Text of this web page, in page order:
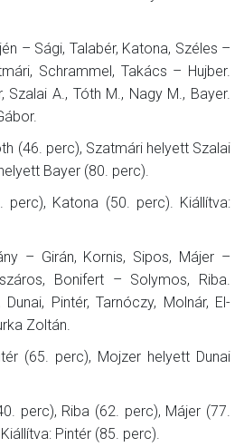
– Sági, Talabér, Katona, Széles –
Schrammel, Takács – Hujber.
Szalai A., Tóth M., Nagy M., Bayer.
(46. perc), Szatmári helyett Szalai
Bayer (80. perc).
perc), Katona (50. perc). Kiállítva:
– Girán, Kornis, Sipos, Májer –
Bonifert – Solymos, Riba.
Pintér, Tarnóczy, Molnár, El-
Zoltán.
(65. perc), Mojzer helyett Dunai
perc), Riba (62. perc), Májer (77.
Pintér (85. perc).